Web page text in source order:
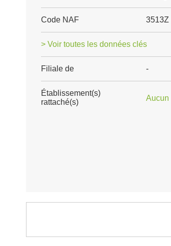
Code NAF 3513Z
> Voir toutes les données clés
Filiale de -
Établissement(s)
rattaché(s)
Aucun